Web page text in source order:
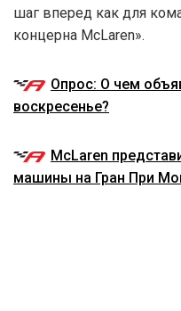
шаг вперед как для
концерна McLaren».
Опрос: О чем
воскресенье?
McLaren
машины на Гран При